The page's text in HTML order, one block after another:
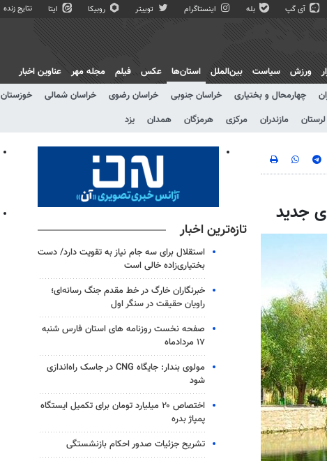
آی گپ بله اینستاگرام توییتر روبیکا ایتا نتایج زنده
ورزش سیاست بین‌الملل
استان‌ها
چهارمحال و بختیاری خراسان جنوبی خراسان رضوی خراسان شمالی خوزستان
لرستان مازندران مرکزی هرمزگان همدان یزد
عکس فیلم مجله مهر عناوین اخبار
جدید
تازه‌ترین اخبار
استقلال برای سه جام نیاز به تقویت دارد/ دست
بختیاری‌زاده خالی است
خبرنگاران خارگ در خط مقدم جنگ رسانه‌ای؛
راویان حقیقت در سنگر اول
صفحه نخست روزنامه های استان فارس شنبه
۱۷ مردادماه
مولوی بندار: جایگاه CNG در جاسک راه‌اندازی
شود
اختصاص ۲۰ میلیارد تومان برای تکمیل ایستگاه
پمپاژ بدره
تشریح جزئیات صدور احکام بازنشستگی